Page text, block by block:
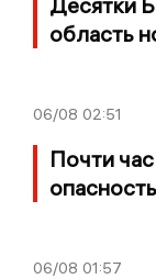
область
06/08 02:51
Почти
06/08 01:57